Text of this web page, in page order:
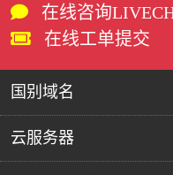
在线咨询
在线工单提交
国别域名
云服务器